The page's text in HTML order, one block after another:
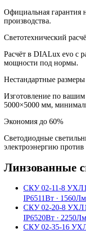
Официальная гарантия
производства.
Светотехнический
Расчёт в DIALux evo с
мощности под нормы.
Нестандартные размеры
Изготовление по
5000×5000 мм,
Экономия до 60%
Светодиодные
электроэнергию
Линзованные
СКУ 02-11-8
IP6511Вт · 1560Лм
СКУ 02-20-8
IP6520Вт · 2250Лм
СКУ 02-35-16